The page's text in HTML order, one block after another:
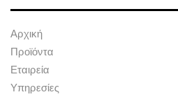
Αρχική
Προϊόντα
Εταιρεία
Υπηρεσίες